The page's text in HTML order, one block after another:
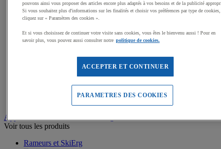
Kettlebell
Tapis de sol pour le Fitness
Cordes à sauter
Steps
Médecine balls et Sacs lestés
Supports pompes
Appareils Fitness et Cardio training
Voir tous les produits
Rameurs et SkiErg
pouvons ainsi vous proposer des articles encore plus adaptés à vos besoins et de la publicité
Si vous souhaitez plus d'informations sur les finalités et choisir vos préférences par type de cookies,
cliquez sur « Paramètres des cookies ».
Et si vous choisissez de continuer votre visite sans cookies, vous êtes le bienvenu aussi ! Pour en
savoir plus, vous pouvez aussi consulter notre politique de cookies.
ACCEPTER ET CONTINUER
PARAMETRES DES COOKIES